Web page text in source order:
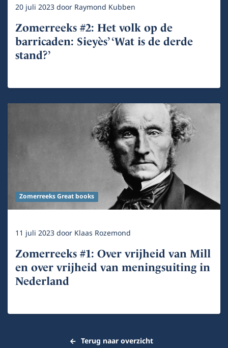
20 juli 2023door Raymond Kubben
Zomerreeks #2: Het volk op de
barricaden: Sieyès’ ‘Wat is de derde
stand?’
Zomerreeks Great books
11 juli 2023door Klaas Rozemond
Zomerreeks #1: Over vrijheid van Mill
en over vrijheid van meningsuiting in
Nederland
Terug naar overzicht